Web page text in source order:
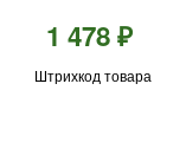
1 478 ₽
Штрихкод товара